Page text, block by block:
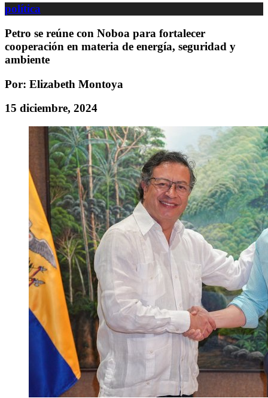
política
Petro se reúne con Noboa para fortalecer
cooperación en materia de energía, seguridad y
ambiente
Por: Elizabeth Montoya
15 diciembre, 2024